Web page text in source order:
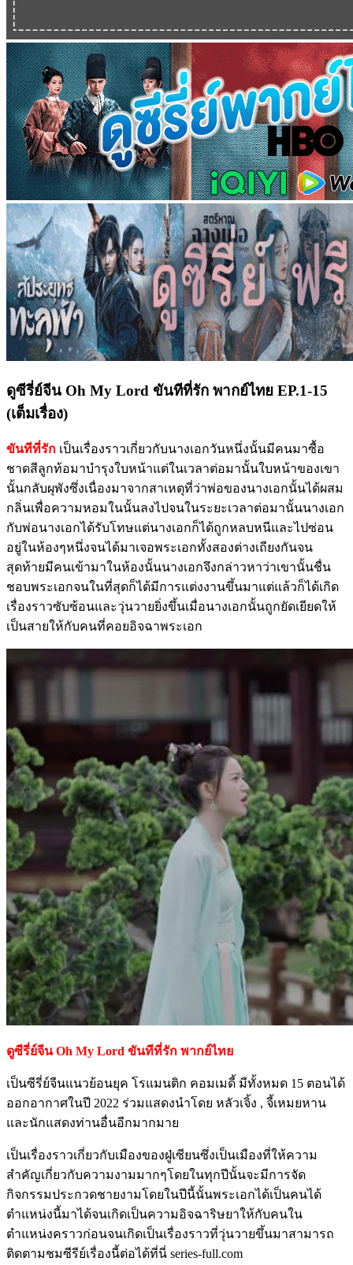
ดูซีรี่ย์จีน Oh My Lord ขันทีที่รัก พากย์ไทย EP.1-15
(เต็มเรื่อง)
ขันทีที่รัก เป็นเรื่องราวเกี่ยวกับนางเอกวันหนึ่งนั้นมีคนมาซื้อ
ชาดสีลูกท้อมาบำรุงใบหน้าแต่ในเวลาต่อมานั้นใบหน้าของเขา
นั้นกลับผุพังซึ่งเนื่องมาจากสาเหตุที่ว่าพ่อของนางเอกนั้นได้ผสม
กลิ่นเพื่อความหอมในนั้นลงไปจนในระยะเวลาต่อมานั้นนางเอก
กับพ่อนางเอกได้รับโทษแต่นางเอกก็ได้ถูกหลบหนีและไปซ่อน
อยู่ในห้องๆหนึ่งจนได้มาเจอพระเอกทั้งสองต่างเถียงกันจน
สุดท้ายมีคนเข้ามาในห้องนั้นนางเอกจึงกล่าวหาว่าเขานั้นชื่น
ชอบพระเอกจนในที่สุดก็ได้มีการแต่งงานขึ้นมาแต่แล้วก็ได้เกิด
เรื่องราวซับซ้อนและวุ่นวายยิ่งขึ้นเมื่อนางเอกนั้นถูกยัดเยียดให้
เป็นสายให้กับคนที่คอยอิจฉาพระเอก
ดูซีรี่ย์จีน Oh My Lord ขันทีที่รัก พากย์ไทย
เป็นซีรี่ย์จีนแนวย้อนยุค โรแมนติก คอมเมดี้ มีทั้งหมด 15 ตอนได้
ออกอากาศในปี 2022 ร่วมแสดงนำโดย หลัวเจิ้ง , จี้เหมยหาน
และนักแสดงท่านอื่นอีกมากมาย
เป็นเรื่องราวเกี่ยวกับเมืองของฝู่เซียนซึ่งเป็นเมืองที่ให้ความ
สำคัญเกี่ยวกับความงามมากๆโดยในทุกปีนั้นจะมีการจัด
กิจกรรมประกวดชายงามโดยในปีนี้นั้นพระเอกได้เป็นคนได้
ตำแหน่งนี้มาได้จนเกิดเป็นความอิจฉาริษยาให้กับคนใน
ตำแหน่งคราวก่อนจนเกิดเป็นเรื่องราวที่วุ่นวายขึ้นมาสามารถ
ติดตามชมซีรีย์เรื่องนี้ต่อได้ที่นี่ series-full.com